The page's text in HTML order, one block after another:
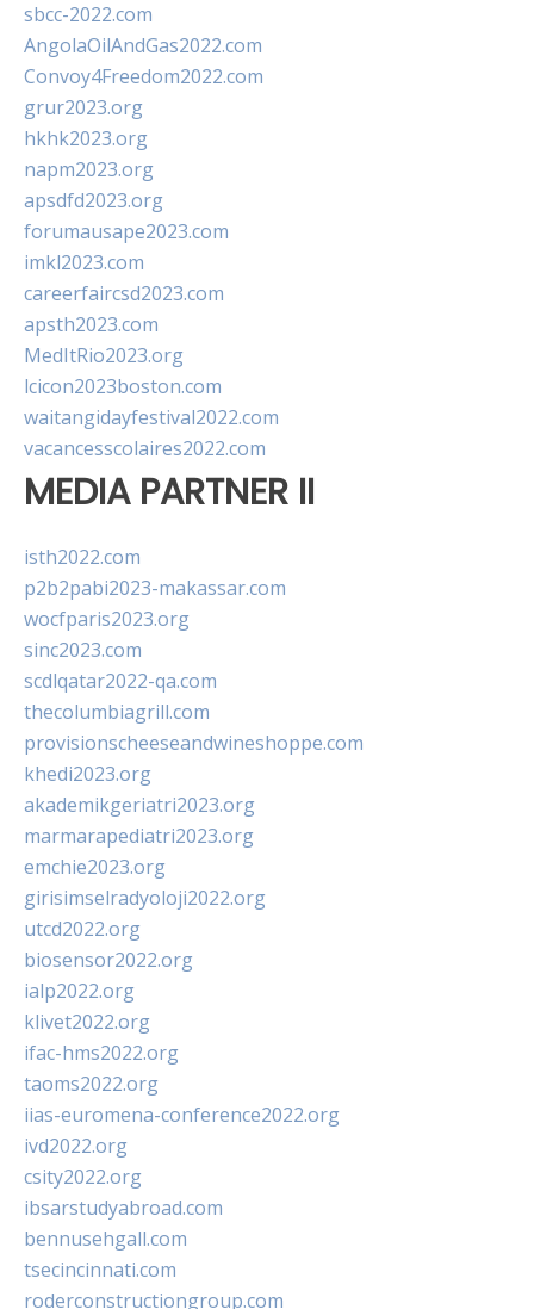
sbcc-2022.com
AngolaOilAndGas2022.com
Convoy4Freedom2022.com
grur2023.org
hkhk2023.org
napm2023.org
apsdfd2023.org
forumausape2023.com
imkl2023.com
careerfaircsd2023.com
apsth2023.com
MedItRio2023.org
lcicon2023boston.com
waitangidayfestival2022.com
vacancesscolaires2022.com
MEDIA PARTNER II
isth2022.com
p2b2pabi2023-makassar.com
wocfparis2023.org
sinc2023.com
scdlqatar2022-qa.com
thecolumbiagrill.com
provisionscheeseandwineshoppe.com
khedi2023.org
akademikgeriatri2023.org
marmarapediatri2023.org
emchie2023.org
girisimselradyoloji2022.org
utcd2022.org
biosensor2022.org
ialp2022.org
klivet2022.org
ifac-hms2022.org
taoms2022.org
iias-euromena-conference2022.org
ivd2022.org
csity2022.org
ibsarstudyabroad.com
bennusehgall.com
tsecincinnati.com
roderconstructiongroup.com